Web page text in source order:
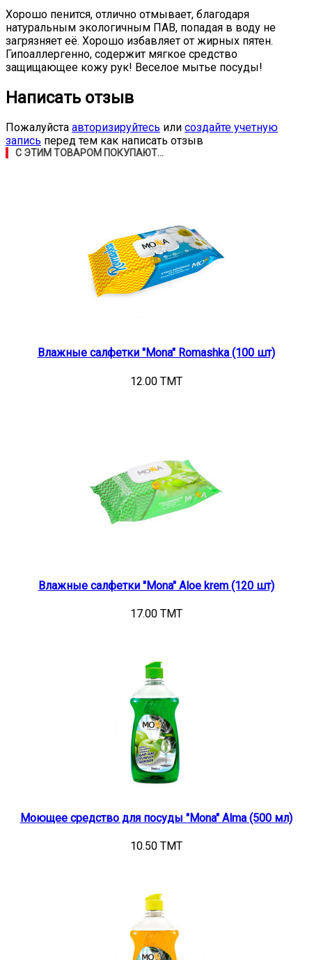
Хорошо пенится, отлично отмывает, благодаря
натуральным экологичным ПАВ, попадая в воду не
загрязняет её. Хорошо избавляет от жирных пятен.
Гипоаллергенно, содержит мягкое средство
защищающее кожу рук! Веселое мытье посуды!
Написать отзыв
Пожалуйста авторизируйтесь или создайте учетную
запись перед тем как написать отзыв
С ЭТИМ ТОВАРОМ ПОКУПАЮТ...
Влажные салфетки "Mona" Romashka (100 шт)
12.00 TMT
Влажные салфетки "Mona" Aloe krem (120 шт)
17.00 TMT
Моющее средство для посуды "Mona" Alma (500 мл)
10.50 TMT